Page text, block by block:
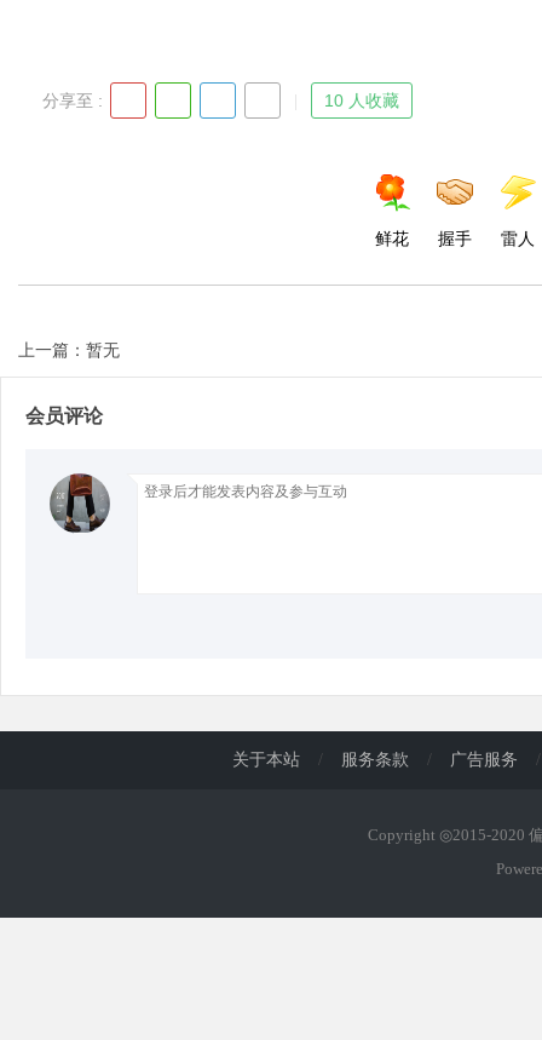
分享至 : 10 人收藏
鲜花 握手 雷人
上一篇：暂无
会员评论
关于本站 / 服务条款 / 广告服务 /
Copyright ◎2015-2020